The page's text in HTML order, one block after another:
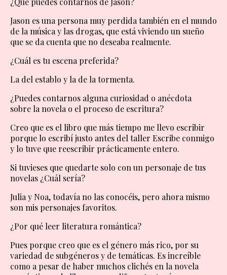
Jason es una persona muy perdida también en el mundo
de la música y las drogas, que está viviendo un sueño
que se da cuenta que no deseaba realmente.
¿Cuál es tu escena preferida?
La del establo y la de la tormenta.
¿Puedes contarnos alguna curiosidad o anécdota
sobre la novela o el proceso de escritura?
Creo que es el libro que más tiempo me llevo escribir
porque lo escribí justo antes del taller Escribe conmigo
y lo tuve que reescribir prácticamente entero.
Si tuvieses que quedarte solo con un personaje de tus
novelas ¿Cuál sería?
Julia y Noa, todavía no las conocéis, pero ahora mismo
son mis personajes favoritos.
¿Por qué leer literatura romántica?
Pues porque creo que es el género más rico, por su
variedad de subgéneros y de temáticas. Es increíble
como a pesar de haber muchos clichés en la novela